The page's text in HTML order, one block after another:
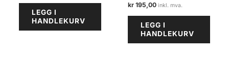
LEGG I
HANDLEKURV
kr 195,00
LEGG I
HANDLEKURV